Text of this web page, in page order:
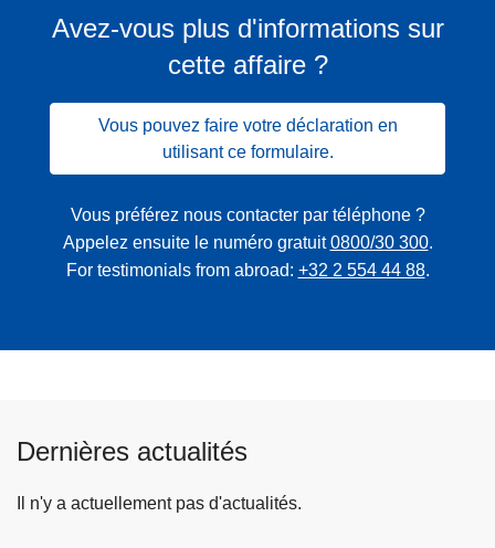
Avez-vous plus d'informations sur
cette affaire ?
Vous pouvez faire votre déclaration en
utilisant ce formulaire.
Vous préférez nous contacter par téléphone ?
Appelez ensuite le numéro gratuit0800/30 300.
For testimonials from abroad: +32 2 554 44 88.
Dernières actualités
Il n'y a actuellement pas d'actualités.